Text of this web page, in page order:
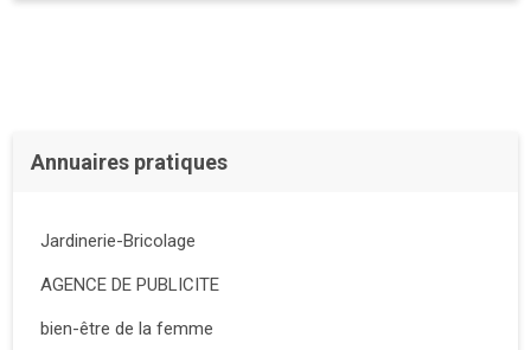
Annuaires pratiques
Jardinerie-Bricolage
AGENCE DE PUBLICITE
bien-être de la femme